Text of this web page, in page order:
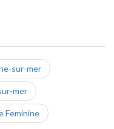
sur-mer
mer
Feminine